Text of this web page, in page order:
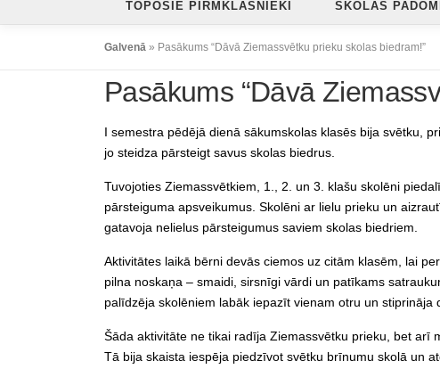
TOPOŠIE PIRMKLASNIEKI SKOLAS
Galvenā » Pasākums “Dāvā Ziemassvētku prieku skolas biedram!”
Pasākums “Dāvā
I semestra pēdējā dienā sākumskolas klasēs bija svētku,
jo steidza pārsteigt savus skolas biedrus.
Tuvojoties Ziemassvētkiem, 1., 2. un 3. klašu skolēni
pārsteiguma apsveikumus. Skolēni ar lielu prieku un
gatavoja nelielus pārsteigumus saviem skolas biedriem.
Aktivitātes laikā bērni devās ciemos uz citām klasēm, lai
pilna noskaņa – smaidi, sirsnīgi vārdi un patīkams
palīdzēja skolēniem labāk iepazīt vienam otru un stiprināja
Šāda aktivitāte ne tikai radīja Ziemassvētku prieku, bet
Tā bija skaista iespēja piedzīvot svētku brīnumu skolā un